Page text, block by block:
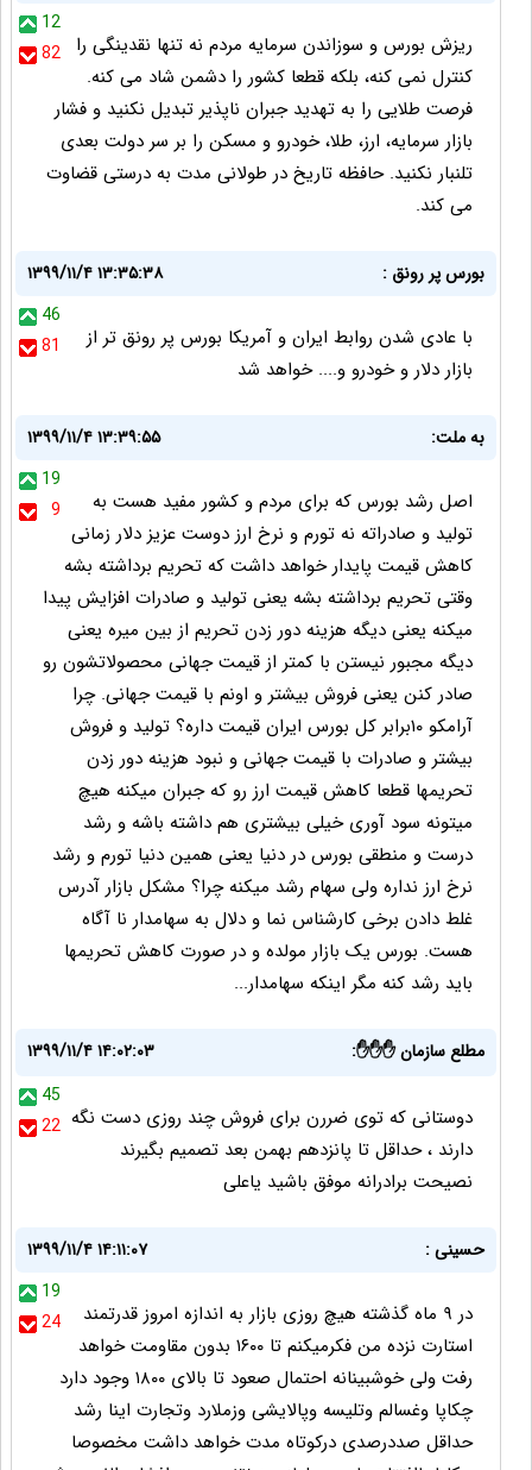
12
82
ریزش بورس و سوزاندن سرمایه مردم نه تنها نقدینگی را
کنترل نمی کنه، بلکه قطعا کشور را دشمن شاد می کنه.
فرصت طلایی را به تهدید جبران ناپذیر تبدیل نکنید و فشار
بازار سرمایه، ارز، طلا، خودرو و مسکن را بر سر دولت بعدی
تلنبار نکنید. حافظه تاریخ در طولانی مدت به درستی قضاوت
می کند.
بورس پر رونق :
۱۳۹۹/۱۱/۴ ۱۳:۳۵:۳۸
46
81
با عادی شدن روابط ایران و آمریکا بورس پر رونق تر از
بازار دلار و خودرو و.... خواهد شد
به ملت:
۱۳۹۹/۱۱/۴ ۱۳:۳۹:۵۵
19
9
اصل رشد بورس که برای مردم و کشور مفید هست به
تولید و صادراته نه تورم و نرخ ارز دوست عزیز دلار زمانی
کاهش قیمت پایدار خواهد داشت که تحریم برداشته بشه
وقتی تحریم برداشته بشه یعنی تولید و صادرات افزایش پیدا
میکنه یعنی دیگه هزینه دور زدن تحریم از بین میره یعنی
دیگه مجبور نیستن با کمتر از قیمت جهانی محصولاتشون رو
صادر کنن یعنی فروش بیشتر و اونم با قیمت جهانی. چرا
آرامکو ۱۰برابر کل بورس ایران قیمت داره؟ تولید و فروش
بیشتر و صادرات با قیمت جهانی و نبود هزینه دور زدن
تحریمها قطعا کاهش قیمت ارز رو که جبران میکنه هیچ
میتونه سود آوری خیلی بیشتری هم داشته باشه و رشد
درست و منطقی بورس در دنیا یعنی همین دنیا تورم و رشد
نرخ ارز نداره ولی سهام رشد میکنه چرا؟ مشکل بازار آدرس
غلط دادن برخی کارشناس نما و دلال به سهامدار نا آگاه
هست. بورس یک بازار مولده و در صورت کاهش تحریمها
باید رشد کنه مگر اینکه سهامدار...
مطلع سازمان ✋✋✋:
۱۳۹۹/۱۱/۴ ۱۴:۰۲:۰۳
45
22 دوستانى كه توى ضررن براى فروش چند روزى دست نگه
دارند ، حداقل تا پانزدهم بهمن بعد تصميم بگيرند
نصيحت برادرانه موفق باشيد ياعلى
حسینی :
۱۳۹۹/۱۱/۴ ۱۴:۱۱:۰۷
19
24
در ۹ ماه گذشته هیچ روزی بازار به اندازه امروز قدرتمند
استارت نزده من فکرمیکنم تا ۱۶۰۰ بدون مقاومت خواهد
رفت ولی خوشبینانه احتمال صعود تا بالای ۱۸۰۰ وجود دارد
چکاپا وغسالم وتلیسه وپالایشی وزملارد وتجارت اینا رشد
حداقل صددرصدی درکوتاه مدت خواهد داشت مخصوصا